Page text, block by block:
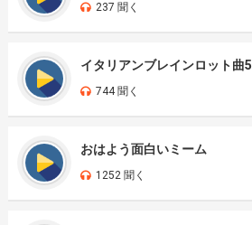
237 聞く
イタリアンブレインロット曲5
744 聞く
おはよう面白いミーム
1252 聞く